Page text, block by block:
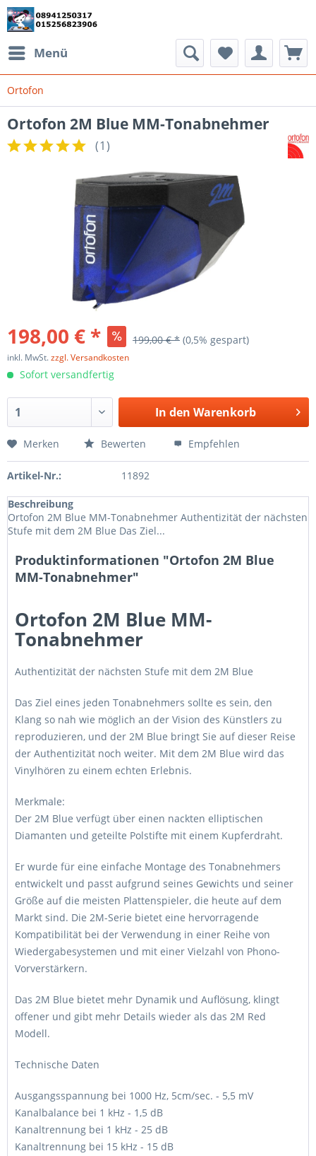
Menü
Ortofon
Ortofon 2M Blue MM-Tonabnehmer
(1)
198,00 € * 199,00 € * (0,5% gespart)
inkl. MwSt.zzgl. Versandkosten
Sofort versandfertig
In den Warenkorb
Merken Bewerten Empfehlen
Artikel-Nr.: 11892
Beschreibung
Ortofon 2M Blue MM-Tonabnehmer Authentizität der nächsten
Stufe mit dem 2M Blue Das Ziel...
Produktinformationen "Ortofon 2M Blue
MM-Tonabnehmer"
Ortofon 2M Blue MM-
Tonabnehmer
Authentizität der nächsten Stufe mit dem 2M Blue
Das Ziel eines jeden Tonabnehmers sollte es sein, den
Klang so nah wie möglich an der Vision des Künstlers zu
reproduzieren, und der 2M Blue bringt Sie auf dieser Reise
der Authentizität noch weiter. Mit dem 2M Blue wird das
Vinylhören zu einem echten Erlebnis.
Merkmale:
Der 2M Blue verfügt über einen nackten elliptischen
Diamanten und geteilte Polstifte mit einem Kupferdraht.
Er wurde für eine einfache Montage des Tonabnehmers
entwickelt und passt aufgrund seines Gewichts und seiner
Größe auf die meisten Plattenspieler, die heute auf dem
Markt sind. Die 2M-Serie bietet eine hervorragende
Kompatibilität bei der Verwendung in einer Reihe von
Wiedergabesystemen und mit einer Vielzahl von Phono-
Vorverstärkern.
Das 2M Blue bietet mehr Dynamik und Auflösung, klingt
offener und gibt mehr Details wieder als das 2M Red
Modell.
Technische Daten
Ausgangsspannung bei 1000 Hz, 5cm/sec. - 5,5 mV
Kanalbalance bei 1 kHz - 1,5 dB
Kanaltrennung bei 1 kHz - 25 dB
Kanaltrennung bei 15 kHz - 15 dB